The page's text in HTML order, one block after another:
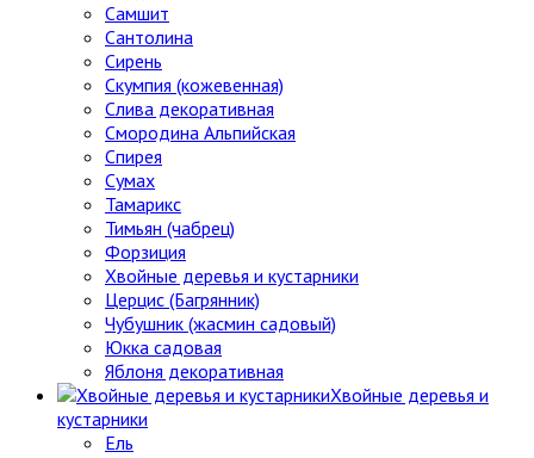
Самшит
Сантолина
Сирень
Скумпия (кожевенная)
Слива декоративная
Смородина Альпийская
Спирея
Сумах
Тамарикс
Тимьян (чабрец)
Форзиция
Хвойные деревья и кустарники
Церцис (Багрянник)
Чубушник (жасмин садовый)
Юкка садовая
Яблоня декоративная
Хвойные деревья и
кустарники
Ель